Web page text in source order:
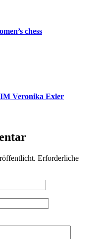
chess
Veronika Exler
Erforderliche